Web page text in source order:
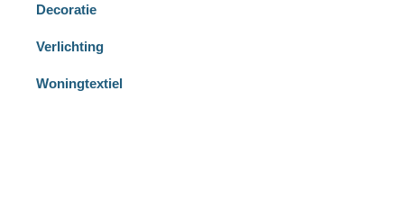
Decoratie
Verlichting
Woningtextiel